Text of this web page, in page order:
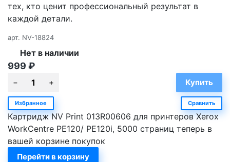
тех, кто ценит профессиональный результат в
каждой детали.
арт. NV-18824
Нет в наличии
999 ₽
Избранное Сравнить
Картридж NV Print 013R00606 для принтеров Xerox
WorkCentre PE120/ PE120i, 5000 страниц теперь в
вашей корзине покупок
Перейти в корзину